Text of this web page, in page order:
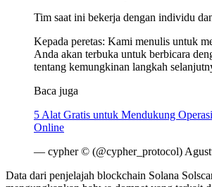
Tim saat ini bekerja dengan individu
Kepada peretas: Kami menulis untuk
Anda akan terbuka untuk berbicara
tentang kemungkinan langkah
Baca juga
5 Alat Gratis untuk Mendukung
Online
— cypher ©️ (@cypher_protocol)
Data dari penjelajah blockchain Solana